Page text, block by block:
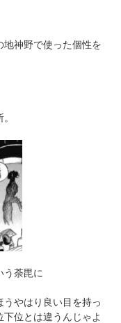
地神野で使った個性を
荼毘に
うやはり良い目を持っ
位とは違うんじゃよ